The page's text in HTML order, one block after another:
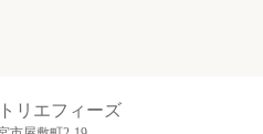
リエフィーズ